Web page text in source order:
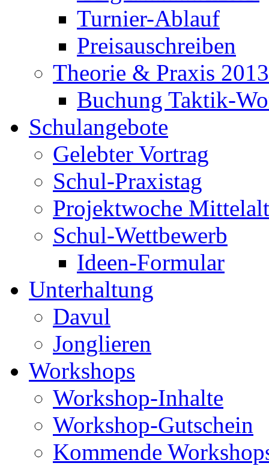
Turnier-Ablauf
Preisauschreiben
Theorie & Praxis 2013
Buchung Taktik-
Schulangebote
Gelebter Vortrag
Schul-Praxistag
Projektwoche
Schul-Wettbewerb
Ideen-Formular
Unterhaltung
Davul
Jonglieren
Workshops
Workshop-Inhalte
Workshop-Gutschein
Kommende